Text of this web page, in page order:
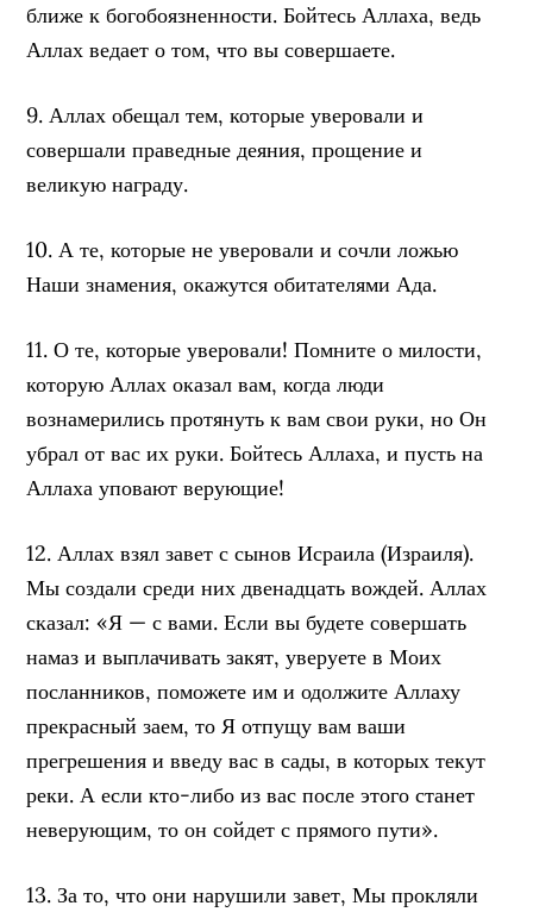
ближе к богобоязненности. Бойтесь Аллаха, ведь
Аллах ведает о том, что вы совершаете.
9. Аллах обещал тем, которые уверовали и
совершали праведные деяния, прощение и
великую награду.
10. А те, которые не уверовали и сочли ложью
Наши знамения, окажутся обитателями Ада.
11. О те, которые уверовали! Помните о милости,
которую Аллах оказал вам, когда люди
вознамерились протянуть к вам свои руки, но Он
убрал от вас их руки. Бойтесь Аллаха, и пусть на
Аллаха уповают верующие!
12. Аллах взял завет с сынов Исраила (Израиля).
Мы создали среди них двенадцать вождей. Аллах
сказал: «Я — с вами. Если вы будете совершать
намаз и выплачивать закят, уверуете в Моих
посланников, поможете им и одолжите Аллаху
прекрасный заем, то Я отпущу вам ваши
прегрешения и введу вас в сады, в которых текут
реки. А если кто-либо из вас после этого станет
неверующим, то он сойдет с прямого пути».
13. За то, что они нарушили завет, Мы прокляли